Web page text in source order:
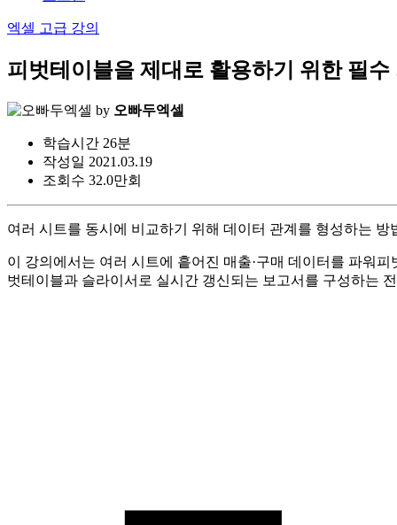
엑셀 고급 강의
피벗테이블을 제대로 활용하기 위한 필
by 오빠두엑셀
학습시간 26분
작성일 2021.03.19
조회수 32.0만회
여러 시트를 동시에 비교하기 위해 데이터 관계를 형성하는
이 강의에서는 여러 시트에 흩어진 매출·구매 데이터를 파워
벗테이블과 슬라이서로 실시간 갱신되는 보고서를 구성하는